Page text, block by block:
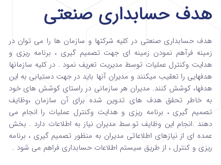
هدف حسابداری صنعتی
هدف حسابداری صنعتی در کلیه شرکتها و سازمان ها را می توان در
زمینه فرآهم نمودن زمینه ای جهت تصمیم گیری ، برنامه ریزی و
هدایت وکنترل عملیات توسط مدیریت تعریف نمود . در کلیه سازمانها
هدفهایی را تعقیب میکنند و مدیران آنها باید در جهت دستیابی به این
هدفها، کوشش کنند. مدیران هر سازمانی در راستای کوشش های خود
به خاطر تحقق هدف های تدوین شده برای آن سازمان ،وظایف
تصمیم گیری ، برنامه ریزی و هدایت وکنترل عملیات را انجام می
دهند .انجام این وظایف تو.سط مدیران نیاز به اطلاعات دارد . بخش
عمده ای از نیازهای اطلاعاتی مدیران به منظور تصمیم گیری ، برنامه
ریزی و کنترل ، از طریق سیستم اطلاعات حسابداری فراهم می شود .